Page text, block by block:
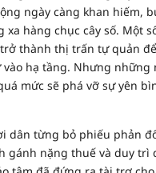
ngày càng khan hiếm,
xa hàng chục cây số. Một
thành thị trấn tự quản
hạ tầng. Nhưng những
mức sẽ phá vỡ sự yên
dân từng bỏ phiếu phản
gánh nặng thuế và duy trì